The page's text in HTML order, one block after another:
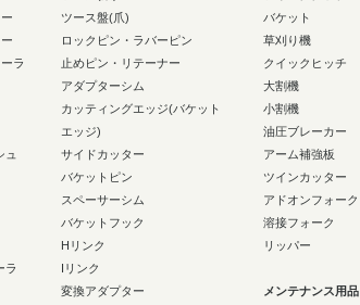
ラ
ュ
ラ
ツース盤(爪)
ロックピン・ラバーピン
止めピン・リテーナー
アダプターシム
カッティングエッジ(バケット
エッジ)
サイドカッター
バケットピン
スペーサーシム
バケットフック
Hリンク
Iリンク
変換アダプター
バケット
草刈り機
クイックヒッチ
大割機
小割機
油圧ブレーカー
アーム補強板
ツインカッター
アドオンフォーク
溶接フォーク
リッパー
メンテナンス用品